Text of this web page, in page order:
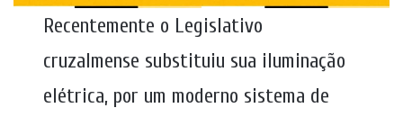
Recentemente o Legislativo
cruzalmense substituiu sua iluminação
elétrica, por um moderno sistema de